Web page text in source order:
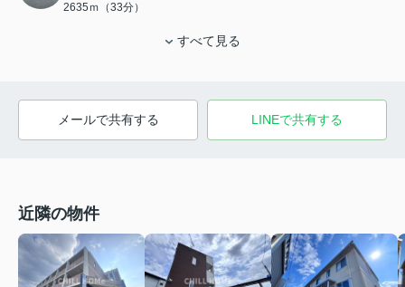
2635ｍ（33分）
すべて見る
メールで共有する LINEで共有する
近隣の物件